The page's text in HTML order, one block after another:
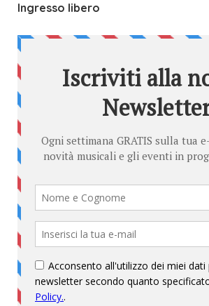
Ingresso libero